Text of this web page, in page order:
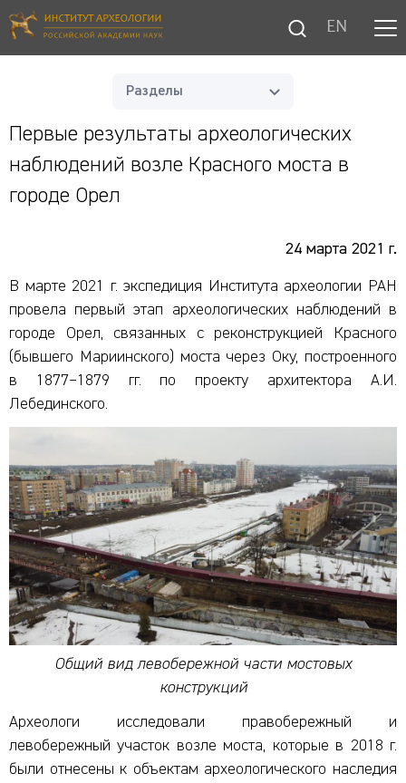
EN
Разделы
Первые результаты археологических
наблюдений возле Красного моста в
городе Орел
24 марта 2021 г.
В марте 2021 г. экспедиция Института археологии РАН
провела первый этап археологических наблюдений в
городе Орел, связанных с реконструкцией Красного
(бывшего Мариинского) моста через Оку, построенного
в 1877–1879 гг. по проекту архитектора А.И.
Лебединского.
Общий вид левобережной части мостовых
конструкций
Археологи исследовали правобережный и
левобережный участок возле моста, которые в 2018 г.
были отнесены к объектам археологического наследия